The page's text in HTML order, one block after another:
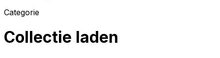
Categorie
Collectie laden